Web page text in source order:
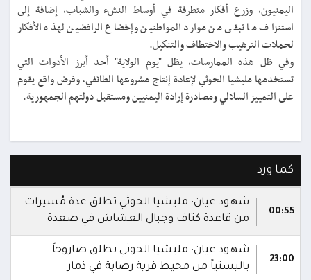
اليمنيون، وزرع أفكار متطرفة في أوساط النشء والشباب، إضافة إلى
استنزاف ما تبقى من موارد المواطنين وإخضاع الرافضين لهذه الأفكار
لحملات الترهيب والاختطاف والتنكيل.
وفي ظل هذه الممارسات، يظل "يوم الولاية" أحد أبرز الأدوات التي
تستخدمها مليشيا الحوثي لإعادة إنتاج مشروعها الطائفي، وفرض واقع يقوم
على التمييز السلالي ومصادرة إرادة اليمنيين ومستقبل دولتهم الجمهورية.
كما ورد
00:55
شهود عيان: مليشيا الحوثي تطلق عدة مُسيرات
من قاعدة كتاف وجبال العشاش في صعدة
23:00
شهود عيان: مليشيا الحوثي تطلق صاروخاً
باليستياً من محيط قرية رصابة في ذمار